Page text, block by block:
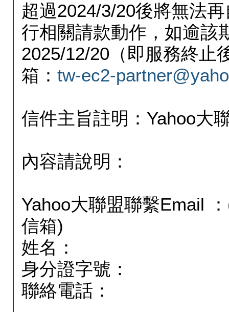
超過2024/3/20後將無法
行相關請款動作，如逾該
2025/12/20（即服務終止
箱： tw-ec2-
信件主旨註明：Yahoo大
內容請說明：
Yahoo大聯盟聯繫Email
信箱)
姓名：
身分證字號：
聯絡電話：